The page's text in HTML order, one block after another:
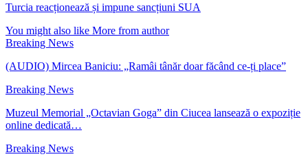
Turcia reacționează și impune sancțiuni SUA
You might also like More from author
Breaking News
(AUDIO) Mircea Baniciu: „Ramâi tânăr doar făcând ce-ți place”
Breaking News
Muzeul Memorial „Octavian Goga” din Ciucea lansează o expoziție
online dedicată…
Breaking News